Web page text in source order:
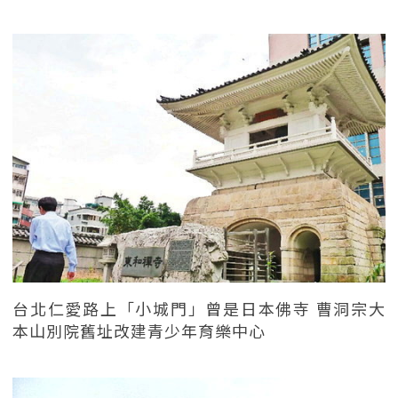
台北仁愛路上「小城門」曾是日本佛寺 曹洞宗大
本山別院舊址改建青少年育樂中心